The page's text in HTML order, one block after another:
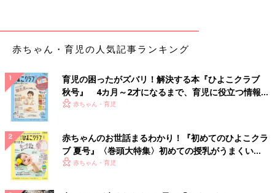
ちゃんの反応を見ながら食べさせてください。心配なら、かかり
離乳食を始める前にママ・パパに確認してほしいのは、赤ちゃん
の肌の状態
だと海老澤先生は言います。
「生後３ヶ月以内に、 顔から出た湿疹が広がっている子、湿疹が
長引いている子、重い湿疹がある子は、離乳食を始める前にアレ
ルギー専門医に相談しましょう。このような湿疹があると、食物
アレルギーのリスクになります。早めに受診、治療し、健康な肌
赤ちゃん・育児の人気記事ランキング
育児の困ったがズバリ！解決する本『ひよこクラブ
秋号』 4カ月～2才になるまで、育児に役立つ情報が
いっぱい！
赤ちゃん・育児
赤ちゃんのお世話まるわかり！『初めてのひよこクラ
ブ 夏号』〈巻頭大特集〉初めての授乳がうまくい
く！ おっぱい・ミルクの基本と夏のトラブル 解決テ
赤ちゃん・育児